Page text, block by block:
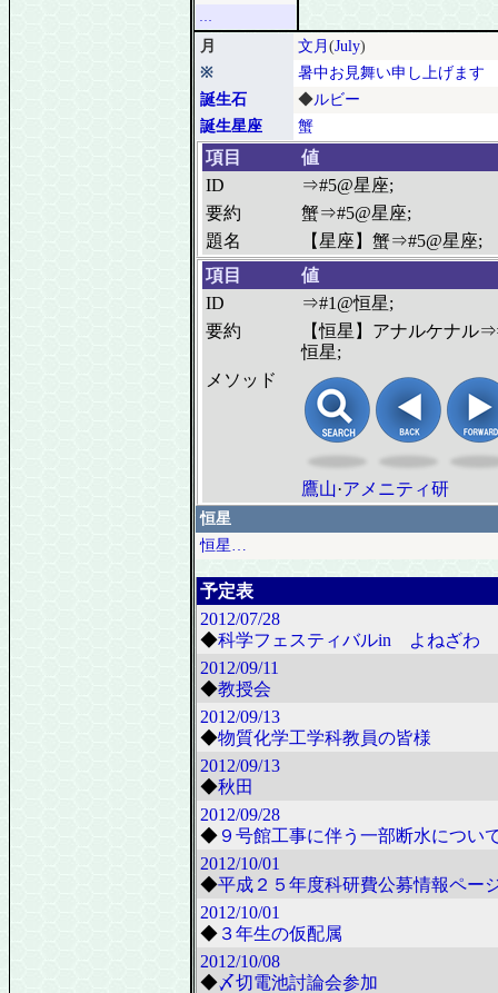
…
月 文月 (July)
※
暑中お見舞い申し上げます
誕生石
◆ルビー
誕生星座
蟹
項目
値
ID
⇒#5@星座;
要約
蟹⇒#5@星座;
題名
【星座】蟹⇒#5@星座;
項目
値
ID
⇒#1@恒星;
要約
【恒星】アナルケナル
恒星;
メソッド
鷹山·アメニティ研
恒星
恒星…
予定表
2012/07/28
◆科学フェスティバルin よねざわ
2012/09/11
◆教授会
2012/09/13
◆物質化学工学科教員の皆様
2012/09/13
◆秋田
2012/09/28
◆ ９号館工事に伴う一部断水につい
2012/10/01
◆平成２５年度科研費公募情報ペー
2012/10/01
◆ ３年生の仮配属
2012/10/08
◆〆切電池討論会参加